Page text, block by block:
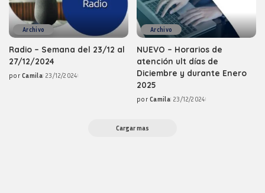
Archivo
Radio – Semana del 23/12 al
27/12/2024
Posted
por Camila 23/12/2024
Archivo
NUEVO – Horarios de
atención ult días de
Diciembre y durante Enero
2025
Posted
por Camila 23/12/2024
Cargar mas